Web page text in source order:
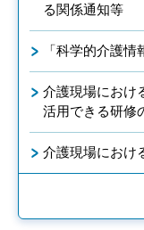
る関係通知等
「科学的介護
介護現場におけ
活用できる研修
介護現場におけ